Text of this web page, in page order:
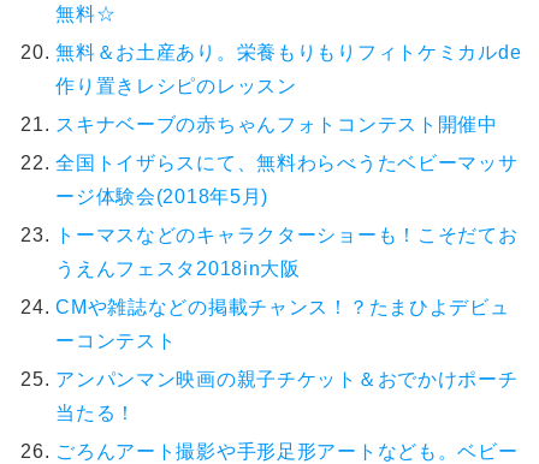
無料☆
無料＆お土産あり。栄養もりもりフィトケミカルde
作り置きレシピのレッスン
スキナベーブの赤ちゃんフォトコンテスト開催中
全国トイザらスにて、無料わらべうたベビーマッサ
ージ体験会(2018年5月)
トーマスなどのキャラクターショーも！こそだてお
うえんフェスタ2018in大阪
CMや雑誌などの掲載チャンス！？たまひよデビュ
ーコンテスト
アンパンマン映画の親子チケット＆おでかけポーチ
当たる！
ごろんアート撮影や手形足形アートなども。ベビー